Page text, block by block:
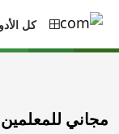
كل
مجاني